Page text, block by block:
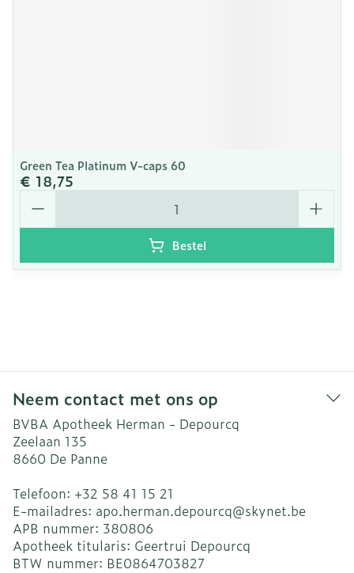
Green Tea Platinum V-caps 60
€ 18,75
Aantal
Bestel
Neem contact met ons op
BVBA Apotheek Herman - Depourcq
Zeelaan 135
8660 De Panne
Telefoon: +32 58 41 15 21
E-mailadres: apo.herman.depourcq@skynet.be
APB nummer: 380806
Apotheek titularis: Geertrui Depourcq
BTW nummer: BE0864703827